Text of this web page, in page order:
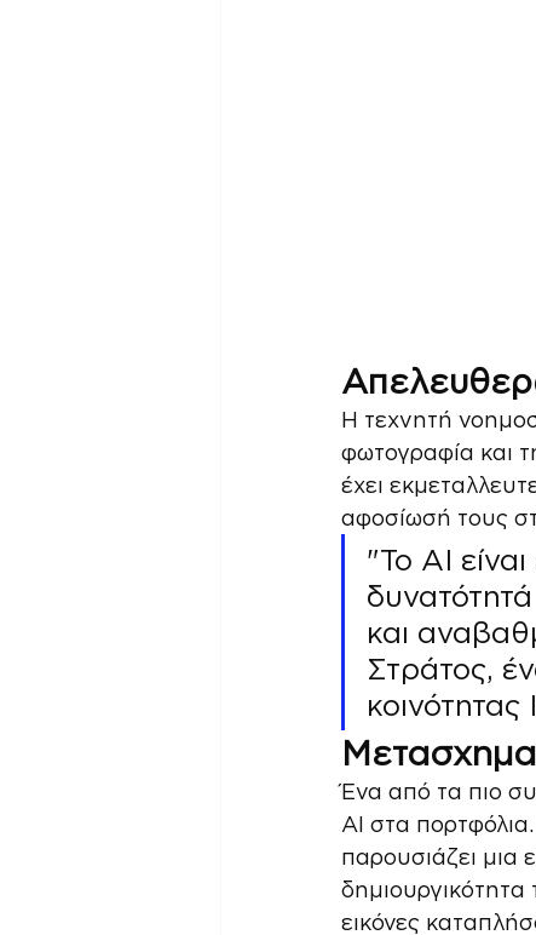
Η τεχνητή
φωτογραφία και
έχει
αφοσίωσή τους
"Το AI
και
Στράτος,
Ένα από τα πιο
AI στα
παρουσιάζει μια
εικόνες